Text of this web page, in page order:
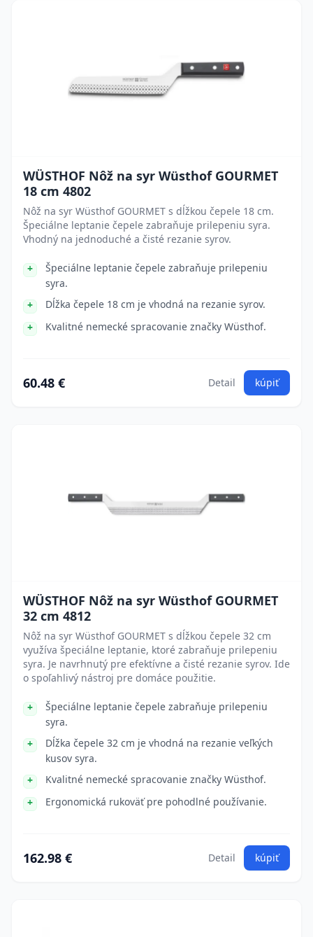
WÜSTHOF Nôž na syr Wüsthof GOURMET
18 cm 4802
Nôž na syr Wüsthof GOURMET s dĺžkou čepele 18 cm.
Špeciálne leptanie čepele zabraňuje prilepeniu syra.
Vhodný na jednoduché a čisté rezanie syrov.
Špeciálne leptanie čepele zabraňuje prilepeniu
syra.
Dĺžka čepele 18 cm je vhodná na rezanie syrov.
Kvalitné nemecké spracovanie značky Wüsthof.
60.48 € Detail kúpiť
WÜSTHOF Nôž na syr Wüsthof GOURMET
32 cm 4812
Nôž na syr Wüsthof GOURMET s dĺžkou čepele 32 cm
využíva špeciálne leptanie, ktoré zabraňuje prilepeniu
syra. Je navrhnutý pre efektívne a čisté rezanie syrov. Ide
o spoľahlivý nástroj pre domáce použitie.
Špeciálne leptanie čepele zabraňuje prilepeniu
syra.
Dĺžka čepele 32 cm je vhodná na rezanie veľkých
kusov syra.
Kvalitné nemecké spracovanie značky Wüsthof.
Ergonomická rukoväť pre pohodlné používanie.
162.98 € Detail kúpiť